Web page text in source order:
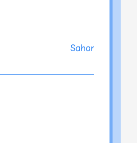
Sahar